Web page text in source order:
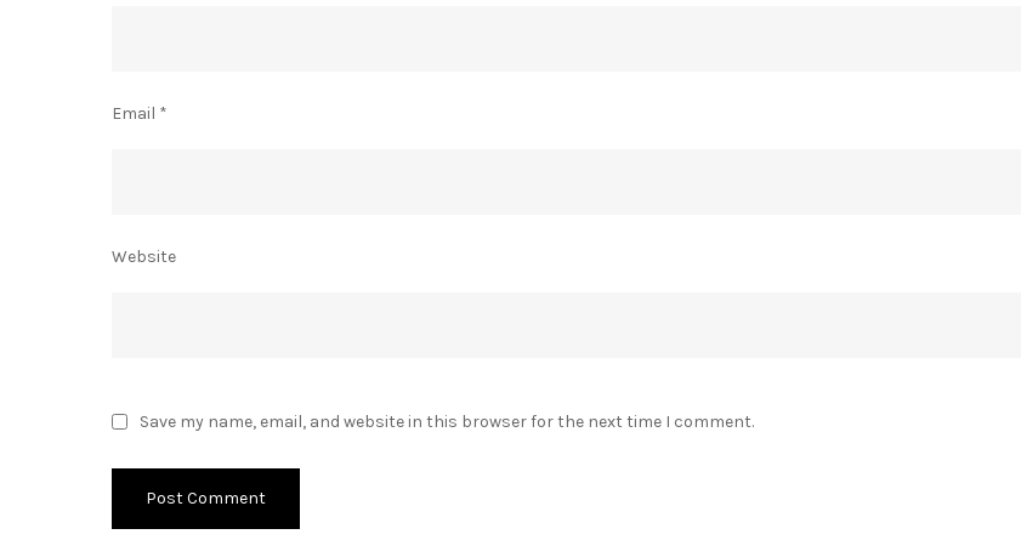
Email *
Website
Save my name, email, and website in this browser for the next time I comment.